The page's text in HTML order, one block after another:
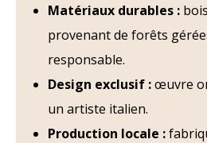
Matériaux durables :
provenant de forêts
responsable.
Design exclusif :œuvre
un artiste italien.
Production locale :